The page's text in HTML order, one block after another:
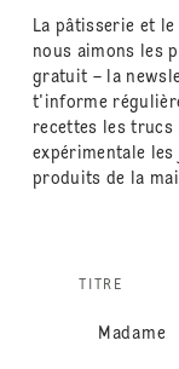
La pâtisserie et
nous aimons les
gratuit – la
t'informe
recettes les trucs
expérimentale
produits de la
TITRE